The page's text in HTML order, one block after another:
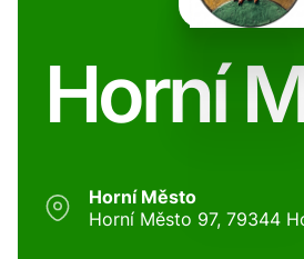
Horní
Horní Město
Horní Město 97, 79344